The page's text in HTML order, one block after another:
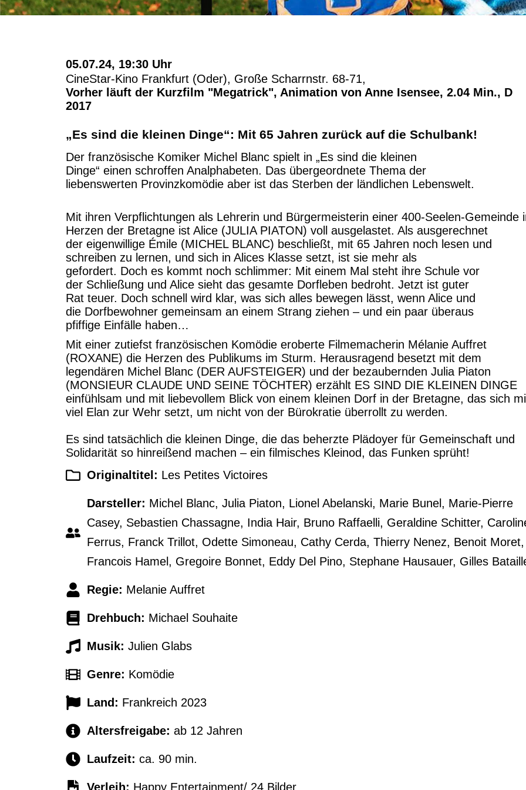
05.07.24, 19:30 Uhr
CineStar-Kino Frankfurt (Oder), Große Scharrnstr. 68-71,
Vorher läuft der Kurzfilm "Megatrick", Animation von Anne Isensee, 2.04 Min., D
2017
„Es sind die kleinen Dinge“: Mit 65 Jahren zurück auf die Schulbank!
Der französische Komiker Michel Blanc spielt in „Es sind die kleinen
Dinge“ einen schroffen Analphabeten. Das übergeordnete Thema der
liebenswerten Provinzkomödie aber ist das Sterben der ländlichen Lebenswelt.
Mit ihren Verpflichtungen als Lehrerin und Bürgermeisterin einer 400-Seelen-Gemeinde
Herzen der Bretagne ist Alice (JULIA PIATON) voll ausgelastet. Als ausgerechnet
der eigenwillige Émile (MICHEL BLANC) beschließt, mit 65 Jahren noch lesen und
schreiben zu lernen, und sich in Alices Klasse setzt, ist sie mehr als
gefordert. Doch es kommt noch schlimmer: Mit einem Mal steht ihre Schule vor
der Schließung und Alice sieht das gesamte Dorfleben bedroht. Jetzt ist guter
Rat teuer. Doch schnell wird klar, was sich alles bewegen lässt, wenn Alice und
die Dorfbewohner gemeinsam an einem Strang ziehen – und ein paar überaus
pfiffige Einfälle haben…
Mit einer zutiefst französischen Komödie eroberte Filmemacherin Mélanie Auffret
(ROXANE) die Herzen des Publikums im Sturm. Herausragend besetzt mit dem
legendären Michel Blanc (DER AUFSTEIGER) und der bezaubernden Julia Piaton
(MONSIEUR CLAUDE UND SEINE TÖCHTER) erzählt ES SIND DIE KLEINEN DINGE
einfühlsam und mit liebevollem Blick von einem kleinen Dorf in der Bretagne, das sich
viel Elan zur Wehr setzt, um nicht von der Bürokratie überrollt zu werden.
Es sind tatsächlich die kleinen Dinge, die das beherzte Plädoyer für Gemeinschaft und
Solidarität so hinreißend machen – ein filmisches Kleinod, das Funken sprüht!
Originaltitel: Les Petites Victoires
Darsteller: Michel Blanc, Julia Piaton, Lionel Abelanski, Marie Bunel, Marie-Pierre
Casey, Sebastien Chassagne, India Hair, Bruno Raffaelli, Geraldine Schitter,
Ferrus, Franck Trillot, Odette Simoneau, Cathy Cerda, Thierry Nenez, Benoit Moret,
Francois Hamel, Gregoire Bonnet, Eddy Del Pino, Stephane Hausauer, Gilles
Regie: Melanie Auffret
Drehbuch: Michael Souhaite
Musik:Julien Glabs
Genre: Komödie
Land: Frankreich 2023
Altersfreigabe:ab 12 Jahren
Laufzeit:ca. 90 min.
Verleih: Happy Entertainment/ 24 Bilder